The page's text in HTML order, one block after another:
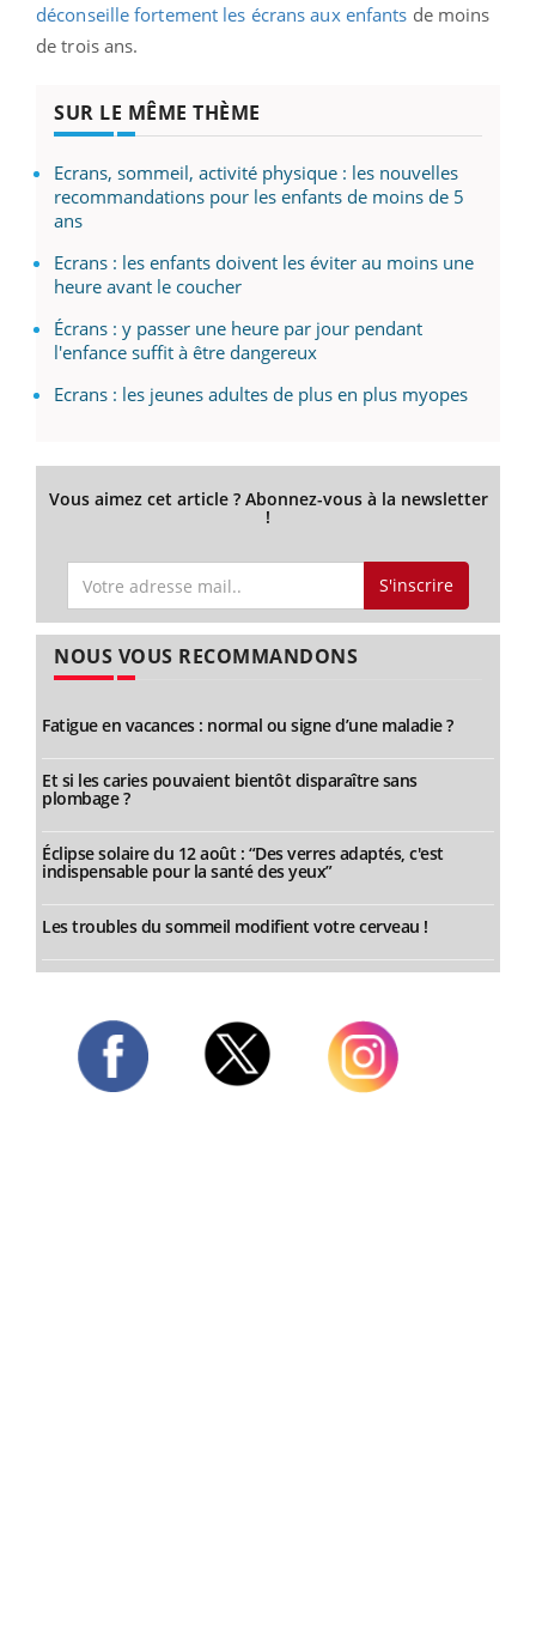
déconseille fortement les écrans aux enfants de moins
de trois ans.
SUR LE MÊME THÈME
Ecrans, sommeil, activité physique : les nouvelles
recommandations pour les enfants de moins de 5
ans
Ecrans : les enfants doivent les éviter au moins une
heure avant le coucher
Écrans : y passer une heure par jour pendant
l'enfance suffit à être dangereux
Ecrans : les jeunes adultes de plus en plus myopes
Vous aimez cet article ? Abonnez-vous à la newsletter
!
S'inscrire
NOUS VOUS RECOMMANDONS
Fatigue en vacances : normal ou signe d’une maladie ?
Et si les caries pouvaient bientôt disparaître sans
plombage ?
Éclipse solaire du 12 août : “Des verres adaptés, c'est
indispensable pour la santé des yeux”
Les troubles du sommeil modifient votre cerveau !